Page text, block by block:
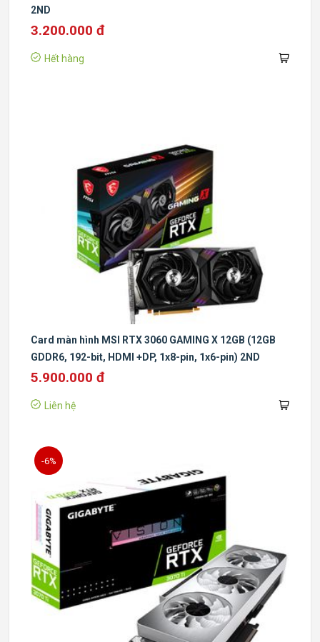
2ND
3.200.000 đ
Hết hàng
Card màn hình MSI RTX 3060 GAMING X 12GB (12GB
GDDR6, 192-bit, HDMI +DP, 1x8-pin, 1x6-pin) 2ND
5.900.000 đ
Liên hệ
-6%